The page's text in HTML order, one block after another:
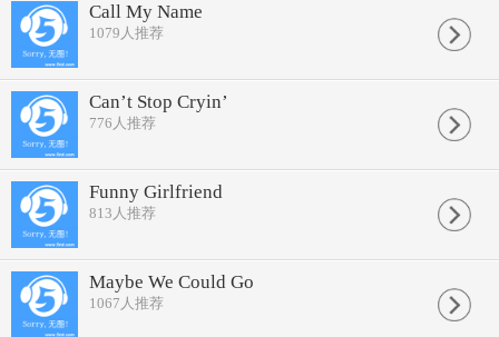
Call My Name
1079 人推荐
Can’t Stop Cryin’
776 人推荐
Funny Girlfriend
813 人推荐
Maybe We Could Go
1067 人推荐